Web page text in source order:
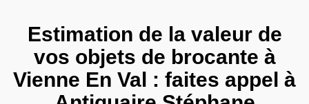
Estimation de la valeur de
vos objets de brocante à
Vienne En Val : faites appel à